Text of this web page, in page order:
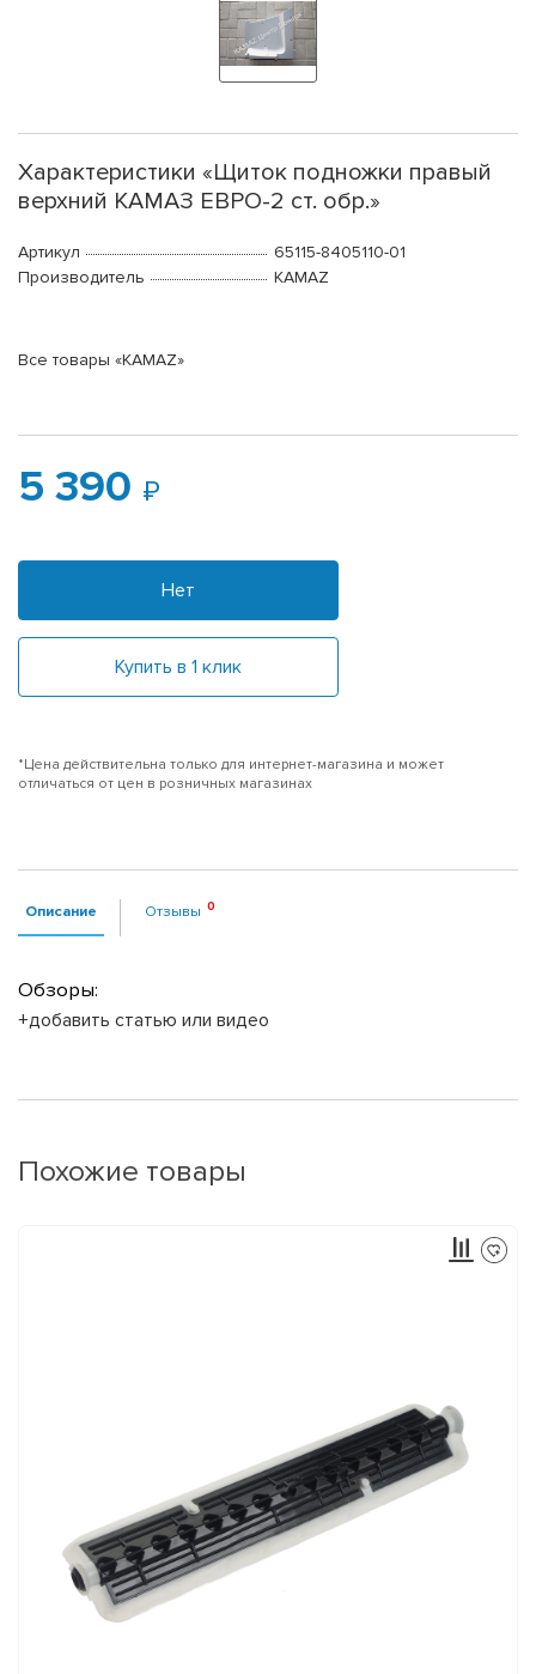
Характеристики «Щиток подножки правый
верхний КАМАЗ ЕВРО-2 ст. обр.»
Артикул
65115-8405110-01
Производитель
KAMAZ
Все товары «KAMAZ»
5 390
Нет
Купить в 1 клик
*Цена действительна только для интернет-магазина и может
отличаться от цен в розничных магазинах
Описание Отзывы
Обзоры:
+добавить статью или видео
Похожие товары